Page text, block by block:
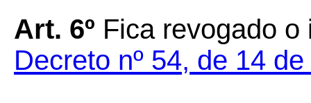
Art. 6º Fica revogado o
Decreto nº 54, de 14